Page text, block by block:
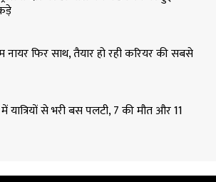
नायर फिर साथ, तैयार हो रही करियर की सबसे
यात्रियों से भरी बस पलटी, 7 की मौत और 11